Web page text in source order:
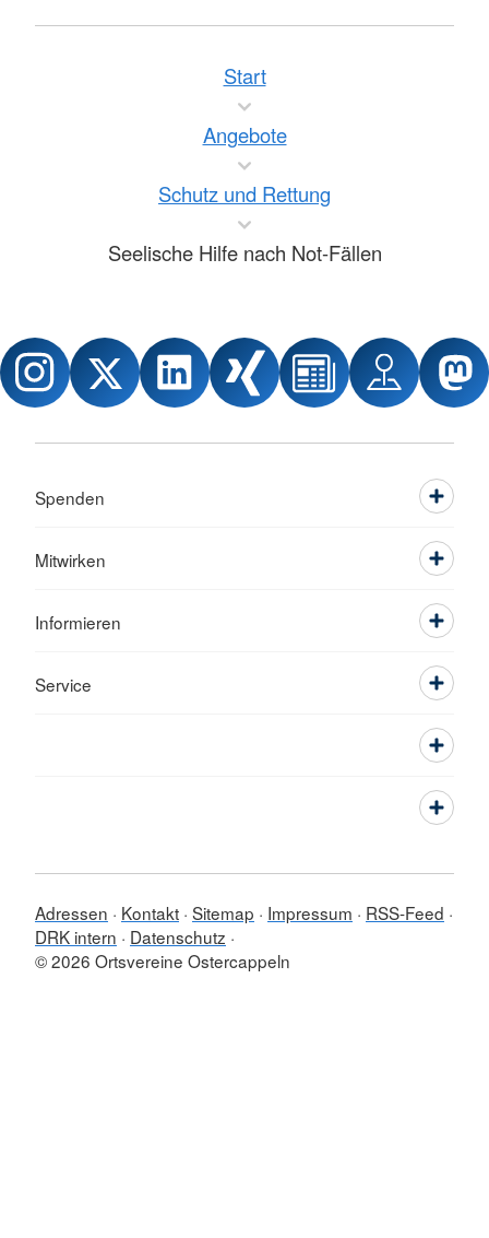
Start
Angebote
Schutz und Rettung
Seelische Hilfe nach Not-Fällen
Spenden
Mitwirken
Informieren
Service
Adressen Kontakt Sitemap Impressum
RSS-Feed
DRK intern
Datenschutz
© 2026 Ortsvereine Ostercappeln